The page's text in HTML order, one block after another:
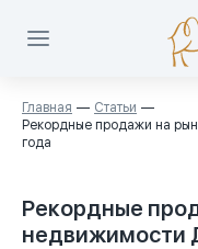
Главная
Статьи
Рекордные продажи на
года
Рекордные
недвижимости